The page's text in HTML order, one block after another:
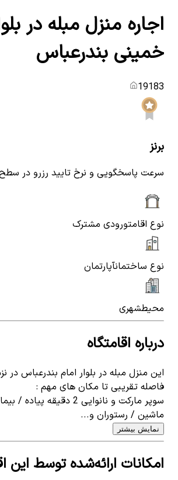
اجاره منزل مبله در
خمینی بندرعباس
19183
برنز
سرعت پاسخگویی و نرخ تایید رزرو در
نوع اقامتورودی مشترک
نوع ساختمانآپارتمان
محیطشهری
درباره اقامتگاه
این منزل مبله در بلوار امام بندرعباس در
فاصله تقریبی تا مکان های مهم :
ماشین / رستوران و...
نمایش بیشتر
امکانات ارائه‌شده توسط این